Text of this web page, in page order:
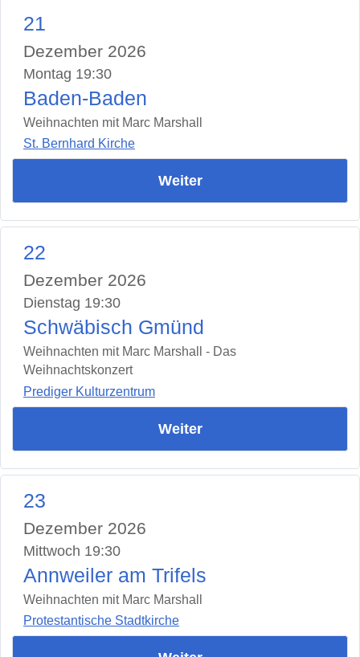
21
Dezember 2026
Montag 19:30
Baden-Baden
Weihnachten mit Marc Marshall
St. Bernhard Kirche
Weiter
22
Dezember 2026
Dienstag 19:30
Schwäbisch Gmünd
Weihnachten mit Marc Marshall - Das
Weihnachtskonzert
Prediger Kulturzentrum
Weiter
23
Dezember 2026
Mittwoch 19:30
Annweiler am Trifels
Weihnachten mit Marc Marshall
Protestantische Stadtkirche